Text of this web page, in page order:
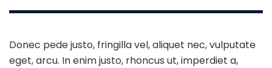
Donec pede justo, fringilla vel, aliquet nec, vulputate
eget, arcu. In enim justo, rhoncus ut, imperdiet a,